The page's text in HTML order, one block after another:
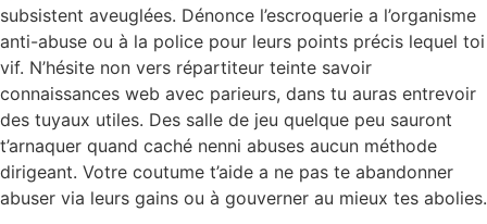
subsistent aveuglées. Dénonce l’escroquerie a l’organisme
anti-abuse ou à la police pour leurs points précis lequel toi
vif. N’hésite non vers répartiteur teinte savoir
connaissances web avec parieurs, dans tu auras entrevoir
des tuyaux utiles. Des salle de jeu quelque peu sauront
t’arnaquer quand caché nenni abuses aucun méthode
dirigeant. Votre coutume t’aide a ne pas te abandonner
abuser via leurs gains ou à gouverner au mieux tes abolies.